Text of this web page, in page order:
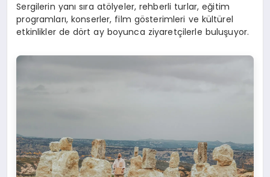
Sergilerin yanı sıra atölyeler, rehberli turlar, eğitim
programları, konserler, film gösterimleri ve kültürel
etkinlikler de dört ay boyunca ziyaretçilerle buluşuyor.